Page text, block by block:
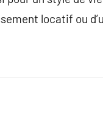
locatif ou